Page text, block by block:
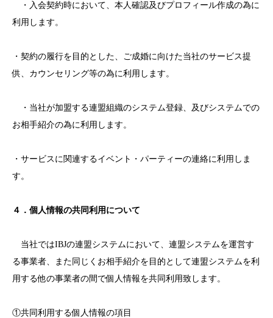
・入会契約時において、本人確認及びプロフィール作成の為に
利用します。
・契約の履行を目的とした、ご成婚に向けた当社のサービス提
供、カウンセリング等の為に利用します。
・当社が加盟する連盟組織のシステム登録、及びシステムでの
お相手紹介の為に利用します。
・サービスに関連するイベント・パーティーの連絡に利用しま
す。
４．個人情報の共同利用について
当社ではIBJの連盟システムにおいて、連盟システムを運営す
る事業者、また同じくお相手紹介を目的として連盟システムを利
用する他の事業者の間で個人情報を共同利用致します。
①共同利用する個人情報の項目